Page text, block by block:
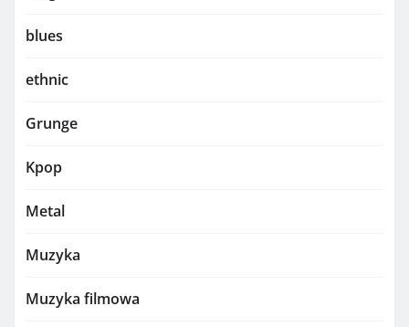
blues
ethnic
Grunge
Kpop
Metal
Muzyka
Muzyka filmowa